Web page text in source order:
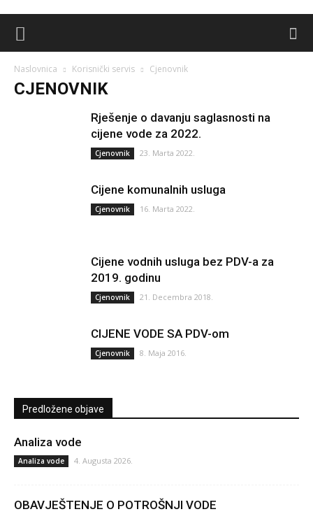
Naslovnica Korisnički servis Cjenovnik
CJENOVNIK
Rješenje o davanju saglasnosti na
cijene vode za 2022.
Cjenovnik 23. Marta 2022.
Cijene komunalnih usluga
Cjenovnik 16. Marta 2022.
Cijene vodnih usluga bez PDV-a za
2019. godinu
Cjenovnik 21. Decembra 2018.
CIJENE VODE SA PDV-om
Cjenovnik 8. Maja 2016.
Predložene objave
Analiza vode
Analiza vode 4. Augusta 2026.
OBAVJEŠTENJE O POTROŠNJI VODE